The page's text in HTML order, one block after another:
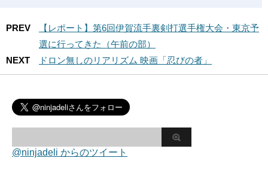
PREV
【レポート】第6回伊賀流手裏剣打選手権大会・東京予
選に行ってきた（午前の部）
NEXT
ドロン無しのリアリズム 映画「忍びの者」
@ninjadeli からのツイート